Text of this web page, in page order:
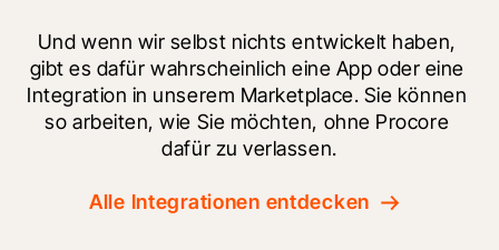
Und wenn wir selbst nichts entwickelt haben,
gibt es dafür wahrscheinlich eine App oder eine
Integration in unserem Marketplace. Sie können
so arbeiten, wie Sie möchten, ohne Procore
dafür zu verlassen.
Alle Integrationen entdecken